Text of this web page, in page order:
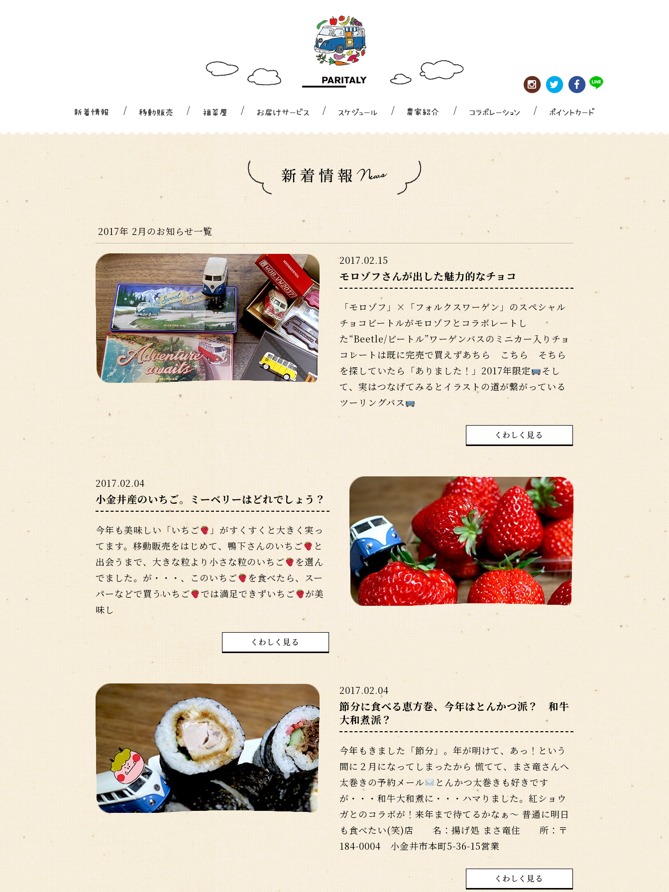
2017年 2月のお知らせ一覧
2017.02.15
モロゾフさんが出した魅力的なチョコ
「モロゾフ」×「フォルクスワーゲン」のスペシャル
チョコビートルがモロゾフとコラボレートし
た“Beetle/ビートル”ワーゲンバスのミニカー入りチョ
コレートは既に完売で買えずあちら こちら そちら
を探していたら「ありました！」2017年限定
そし
て、実はつなげてみるとイラストの道が繋がっている
ツーリングバス
2017.02.04
小金井産のいちご。ミーベリーはどれでしょう？
今年も美味しい「いちご
」がすくすくと大きく実っ
てます。移動販売をはじめて、鴨下さんのいちご
と
出会うまで、大きな粒より小さな粒のいちご
を選ん
でました。が・・・、このいちご
を食べたら、スー
パーなどで買ういちご
では満足できずいちご
が美
味し
2017.02.04
節分に食べる恵方巻、今年はとんかつ派？ 和牛
大和煮派？
今年もきました「節分」。年が明けて、あっ！という
間に２月になってしまったから 慌てて、まさ竜さんへ
太巻きの予約メール
とんかつ太巻きも好きです
が・・・和牛大和煮に・・・ハマりました。紅ショウ
ガとのコラボが！来年まで待てるかなぁ～ 普通に明日
も食べたい(笑)店 名：揚げ処 まさ竜住 所：〒
184-0004 小金井市本町5-36-15営業